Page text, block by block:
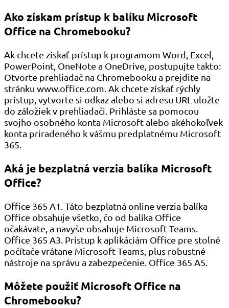
Ako získam prístup k balíku Microsoft
Office na Chromebooku?
Ak chcete získať prístup k programom Word, Excel,
PowerPoint, OneNote a OneDrive, postupujte takto:
Otvorte prehliadač na Chromebooku a prejdite na
stránku www.office.com. Ak chcete získať rýchly
prístup, vytvorte si odkaz alebo si adresu URL uložte
do záložiek v prehliadači. Prihláste sa pomocou
svojho osobného konta Microsoft alebo akéhokoľvek
konta priradeného k vášmu predplatnému Microsoft
365.
Aká je bezplatná verzia balíka Microsoft
Office?
Office 365 A1. Táto bezplatná online verzia balíka
Office obsahuje všetko, čo od balíka Office
očakávate, a navyše obsahuje Microsoft Teams.
Office 365 A3. Prístup k aplikáciám Office pre stolné
počítače vrátane Microsoft Teams, plus robustné
nástroje na správu a zabezpečenie. Office 365 A5.
Môžete použiť Microsoft Office na
Chromebooku?